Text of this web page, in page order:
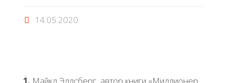
14.05.2020
1. Майкл Эллсберг, автор книги «Миллионер